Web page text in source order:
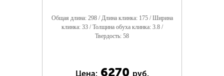
Общая длина: 298 / Длина клинка: 175 / Ширина
клинка: 33 / Толщина обуха клинка: 3.8 /
Твердость: 58
Цена: 6270 руб.